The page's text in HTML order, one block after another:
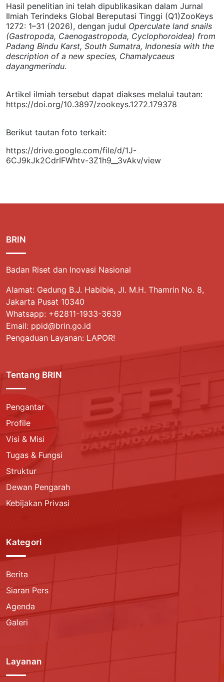
Hasil penelitian ini telah dipublikasikan dalam Jurnal
Ilmiah Terindeks Global Bereputasi Tinggi (Q1)ZooKeys
1272: 1–31 (2026), dengan judul Operculate land snails
(Gastropoda, Caenogastropoda, Cyclophoroidea) from
Padang Bindu Karst, South Sumatra, Indonesia with the
description of a new species, Chamalycaeus
dayangmerindu.
Artikel ilmiah tersebut dapat diakses melalui tautan:
https://doi.org/10.3897/zookeys.1272.179378
Berikut tautan foto terkait:
https://drive.google.com/file/d/1J-
6CJ9kJk2CdrIFWhtv-3Z1h9__3vAkv/view
BRIN
Badan Riset dan Inovasi Nasional
Alamat: Gedung B.J. Habibie, Jl. M.H. Thamrin No. 8,
Jakarta Pusat 10340
Whatsapp: +62811-1933-3639
Email: ppid@brin.go.id
Pengaduan Layanan: LAPOR!
Tentang BRIN
Pengantar
Profile
Visi & Misi
Tugas & Fungsi
Struktur
Dewan Pengarah
Kebijakan Privasi
Kategori
Berita
Siaran Pers
Agenda
Galeri
Layanan